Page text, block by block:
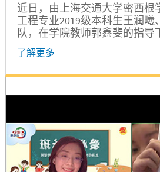
近日，由上海交通大学密西根
工程专业2019级本科生王润曦
队，在学院教师郭鑫斐的指导
Eye: 疫苗接种机器人中的肌肉
术”在赛灵思自适应计算全球
了解更多